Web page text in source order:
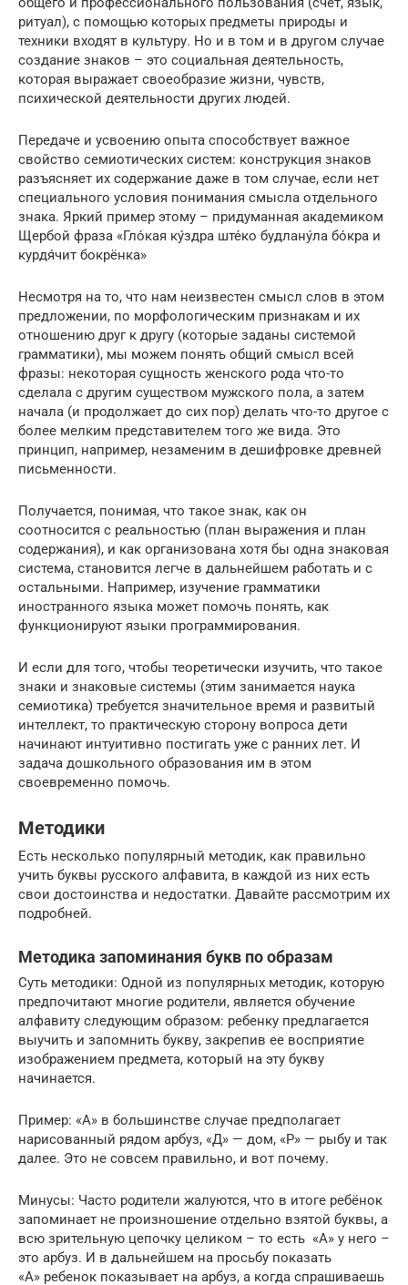
ритуал), с помощью которых предметы природы и
техники входят в культуру. Но и в том и в другом случае
создание знаков – это социальная деятельность,
которая выражает своеобразие жизни, чувств,
психической деятельности других людей.
Передаче и усвоению опыта способствует важное
свойство семиотических систем: конструкция знаков
разъясняет их содержание даже в том случае, если нет
специального условия понимания смысла отдельного
знака. Яркий пример этому – придуманная академиком
Щербой фраза «Гло́кая ку́здра ште́ко будлану́ла бо́кра и
курдя́чит бокрёнка»
Несмотря на то, что нам неизвестен смысл слов в этом
предложении, по морфологическим признакам и их
отношению друг к другу (которые заданы системой
грамматики), мы можем понять общий смысл всей
фразы: некоторая сущность женского рода что-то
сделала с другим существом мужского пола, а затем
начала (и продолжает до сих пор) делать что-то другое с
более мелким представителем того же вида. Это
принцип, например, незаменим в дешифровке древней
письменности.
Получается, понимая, что такое знак, как он
соотносится с реальностью (план выражения и план
содержания), и как организована хотя бы одна знаковая
система, становится легче в дальнейшем работать и с
остальными. Например, изучение грамматики
иностранного языка может помочь понять, как
функционируют языки программирования.
И если для того, чтобы теоретически изучить, что такое
знаки и знаковые системы (этим занимается наука
семиотика) требуется значительное время и развитый
интеллект, то практическую сторону вопроса дети
начинают интуитивно постигать уже с ранних лет. И
задача дошкольного образования им в этом
своевременно помочь.
Методики
Есть несколько популярный методик, как правильно
учить буквы русского алфавита, в каждой из них есть
свои достоинства и недостатки. Давайте рассмотрим их
подробней.
Методика запоминания букв по образам
Суть методики: Одной из популярных методик, которую
предпочитают многие родители, является обучение
алфавиту следующим образом: ребенку предлагается
выучить и запомнить букву, закрепив ее восприятие
изображением предмета, который на эту букву
начинается.
Пример: «А» в большинстве случае предполагает
нарисованный рядом арбуз, «Д» — дом, «Р» — рыбу и так
далее. Это не совсем правильно, и вот почему.
Минусы: Часто родители жалуются, что в итоге ребёнок
запоминает не произношение отдельно взятой буквы, а
всю зрительную цепочку целиком – то есть «А» у него –
это арбуз. И в дальнейшем на просьбу показать
«А» ребенок показывает на арбуз, а когда спрашиваешь